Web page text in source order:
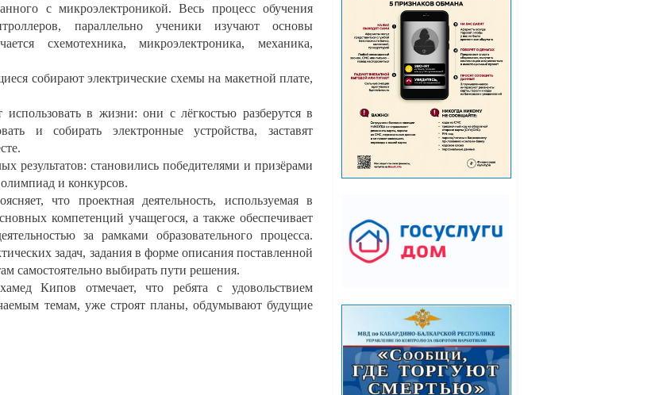
с микроэлектроникой. Весь процесс обучения
параллельно ученики изучают основы
схемотехника, микроэлектроника, механика,
собирают электрические схемы на макетной плате,
в жизни: они с лёгкостью разберутся в
и собирать электронные устройства, заставят
результатов: становились победителями и призёрами
и конкурсов.
что проектная деятельность, используемая в
компетенций учащегося, а также обеспечивает
за рамками образовательного процесса.
задач, задания в форме описания поставленной
самостоятельно выбирать пути решения.
Кипов отмечает, что ребята с удовольствием
темам, уже строят планы, обдумывают будущие